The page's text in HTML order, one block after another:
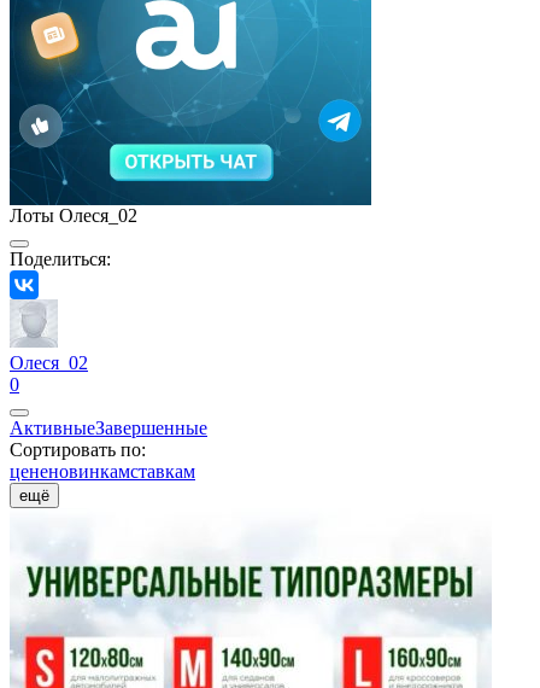
Лоты Олеся_02
Поделиться:
Олеся_02
0
АктивныеЗавершенные
Сортировать по:
цененовинкамставкам
ещё